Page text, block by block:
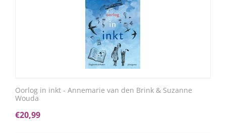
Oorlog in inkt - Annemarie van den Brink & Suzanne
Wouda
€20,99